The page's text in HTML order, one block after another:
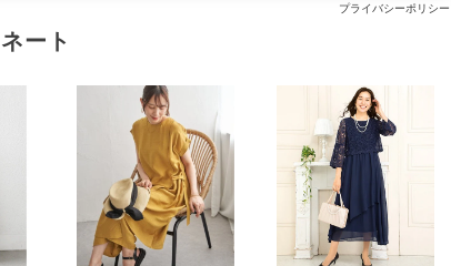
プライバシーポリシー
ート